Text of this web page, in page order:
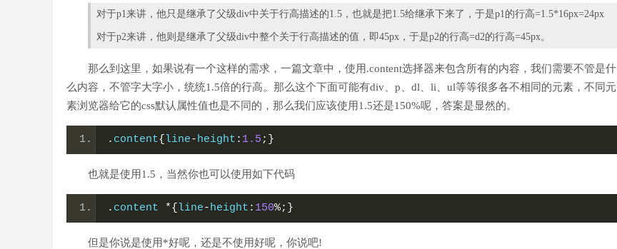
对于p1来讲，他只是继承了父级div中关于行高描述的1.5，也就是把1.5给继承下来了，于是p1的行高=1.5*16px=24px
对于p2来讲，他则是继承了父级div中整个关于行高描述的值，即45px，于是p2的行高=d2的行高=45px。
那么到这里，如果说有一个这样的需求，一篇文章中，使用.content选择器来包含所有的内容，我们需要不管是什
么内容，不管字大字小，统统1.5倍的行高。那么这个下面可能有div、p、dl、li、ul等等很多各不相同的元素，不同元
素浏览器给它的css默认属性值也是不同的，那么我们应该使用1.5还是150%呢，答案是显然的。
. content{ line-height : 1.5 ;}
也就是使用1.5，当然你也可以使用如下代码
. content *{ line-height : 150%;}
但是你说是使用*好呢，还是不使用好呢，你说吧!